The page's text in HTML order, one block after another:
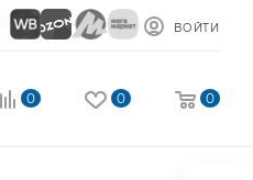
ВОЙТИ
0 0 0